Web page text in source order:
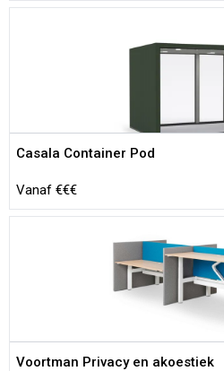
Casala Container Pod
Vanaf €€€
Voortman Privacy en akoestiek